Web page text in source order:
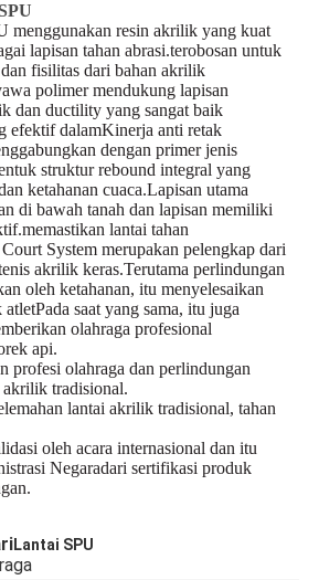
menggunakan resin akrilik yang kuat
lapisan tahan abrasi.terobosan untuk
fisilitas dari bahan akrilik
polimer mendukung lapisan
dan ductility yang sangat baik
efektif dalamKinerja anti retak
dengan primer jenis
struktur rebound integral yang
ketahanan cuaca.Lapisan utama
di bawah tanah dan lapisan memiliki
memastikan lantai tahan
System merupakan pelengkap dari
akrilik keras.Terutama perlindungan
oleh ketahanan, itu menyelesaikan
atletPada saat yang sama, itu juga
olahraga profesional
api.
profesi olahraga dan perlindungan
tradisional.
lantai akrilik tradisional, tahan
oleh acara internasional dan itu
Negaradari sertifikasi produk
Lantai SPU